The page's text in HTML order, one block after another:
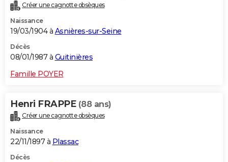
Créer une cagnotte obsèques
Naissance
19/03/1904 à Asnières-sur-Seine
Décès
08/01/1987 à Guitinières
Famille POYER
Henri FRAPPE (88 ans)
Créer une cagnotte obsèques
Naissance
22/11/1897 à Plassac
Décès